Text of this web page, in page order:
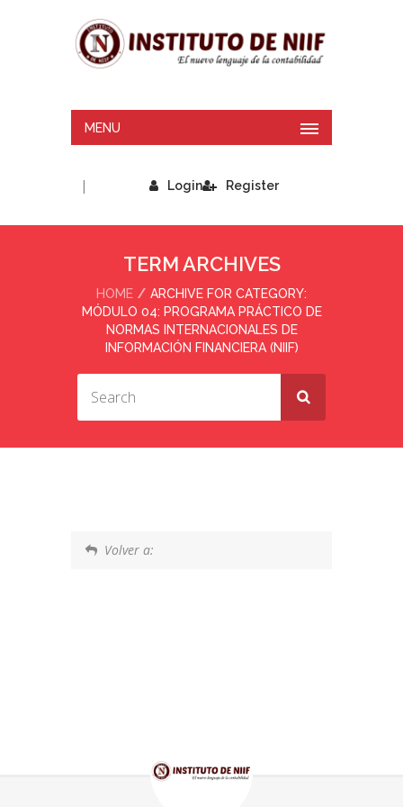
MENU
Login
| Register
TERM ARCHIVES
HOME
ARCHIVE FOR CATEGORY:
MÓDULO 04: PROGRAMA PRÁCTICO DE
NORMAS INTERNACIONALES DE
INFORMACIÓN FINANCIERA (NIIF)
Volver a: